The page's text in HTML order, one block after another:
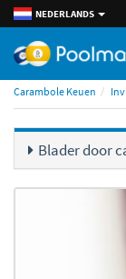
NEDERLANDS
Carambole Keuen
Blader door